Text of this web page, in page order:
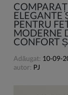
ELEGANTE
PENTRU
MODERNE
CONFORT
Adăugat: 10-09-
autor: PJ